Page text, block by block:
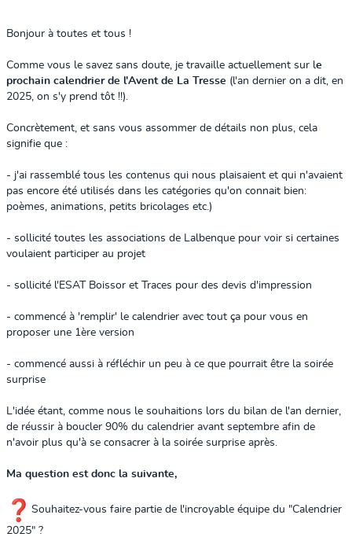
Bonjour à toutes et tous !
Comme vous le savez sans doute, je travaille actuellement sur le
prochain calendrier de l'Avent de La Tresse (l'an dernier on a dit, en
2025, on s'y prend tôt !!).
Concrètement, et sans vous assommer de détails non plus, cela
signifie que :
- j'ai rassemblé tous les contenus qui nous plaisaient et qui n'avaient
pas encore été utilisés dans les catégories qu'on connait bien:
poèmes, animations, petits bricolages etc.)
- sollicité toutes les associations de Lalbenque pour voir si certaines
voulaient participer au projet
- sollicité l'ESAT Boissor et Traces pour des devis d'impression
- commencé à 'remplir' le calendrier avec tout ça pour vous en
proposer une 1ère version
- commencé aussi à réfléchir un peu à ce que pourrait être la soirée
surprise
L'idée étant, comme nous le souhaitions lors du bilan de l'an dernier,
de réussir à boucler 90% du calendrier avant septembre afin de
n'avoir plus qu'à se consacrer à la soirée surprise après.
Ma question est donc la suivante,
Souhaitez-vous faire partie de l'incroyable équipe du "Calendrier
2025" ?